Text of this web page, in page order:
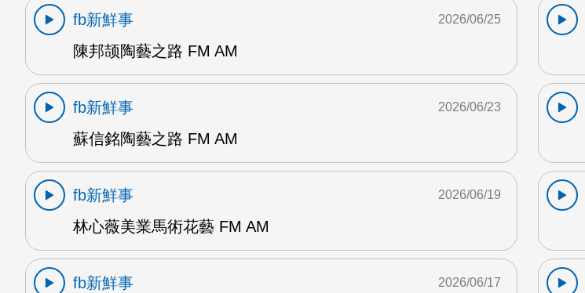
fb新鮮事
陳邦颉陶藝之路 FM AM
2026/06/25
fb新鮮事
蘇信銘陶藝之路 FM AM
2026/06/23
fb新鮮事
林心薇美業馬術花藝 FM AM
2026/06/19
fb新鮮事
2026/06/17